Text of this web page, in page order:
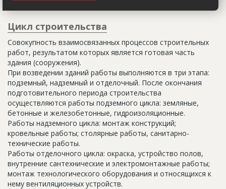
Цикл строительства
Совокупность взаимосвязанных процессов строительных
работ, результатом которых является готовая часть
здания (сооружения).
При возведении зданий работы выполняются в три этапа:
подземный, надземный и отделочный. После окончания
подготовительного периода строительства
осуществляются работы подземного цикла: земляные,
бетонные и железобетонные, гидроизоляционные.
Работы надземного цикла: монтаж конструкций;
кровельные работы; столярные работы, санитарно-
технические работы.
Работы отделочного цикла: окраска, устройство полов,
внутренние сантехнические и электромонтажные работы;
монтаж технологического оборудования и относящихся к
нему вентиляционных устройств.